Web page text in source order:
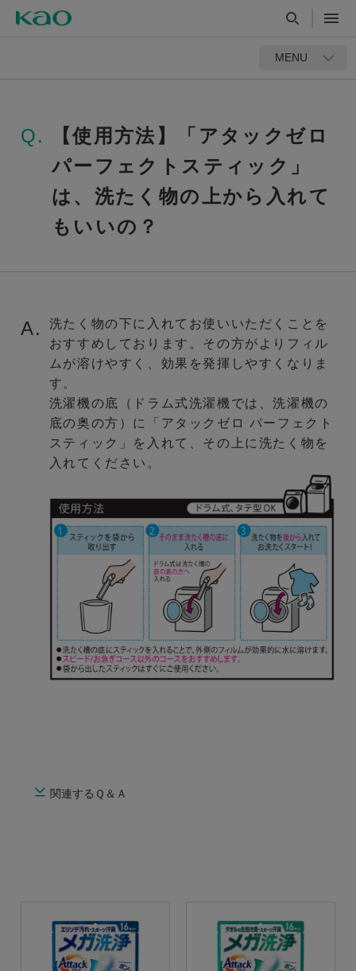
MENU
Q.
【使用方法】「アタックゼロ
パーフェクトスティック」
は、洗たく物の上から入れて
もいいの？
A.
洗たく物の下に入れてお使いいただくことを
おすすめしております。その方がよりフィル
ムが溶けやすく、効果を発揮しやすくなりま
す。
洗濯機の底（ドラム式洗濯機では、洗濯機の
底の奥の方）に「アタックゼロ パーフェクト
スティック」を入れて、その上に洗たく物を
入れてください。
関連するＱ＆Ａ